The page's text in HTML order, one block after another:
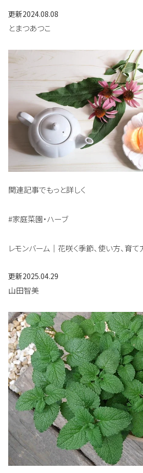
更新2024.08.08
とまつあつこ
関連記事でもっと詳しく
#家庭菜園・ハーブ
レモンバーム｜花咲く季節、使い方、育
更新2025.04.29
山田智美